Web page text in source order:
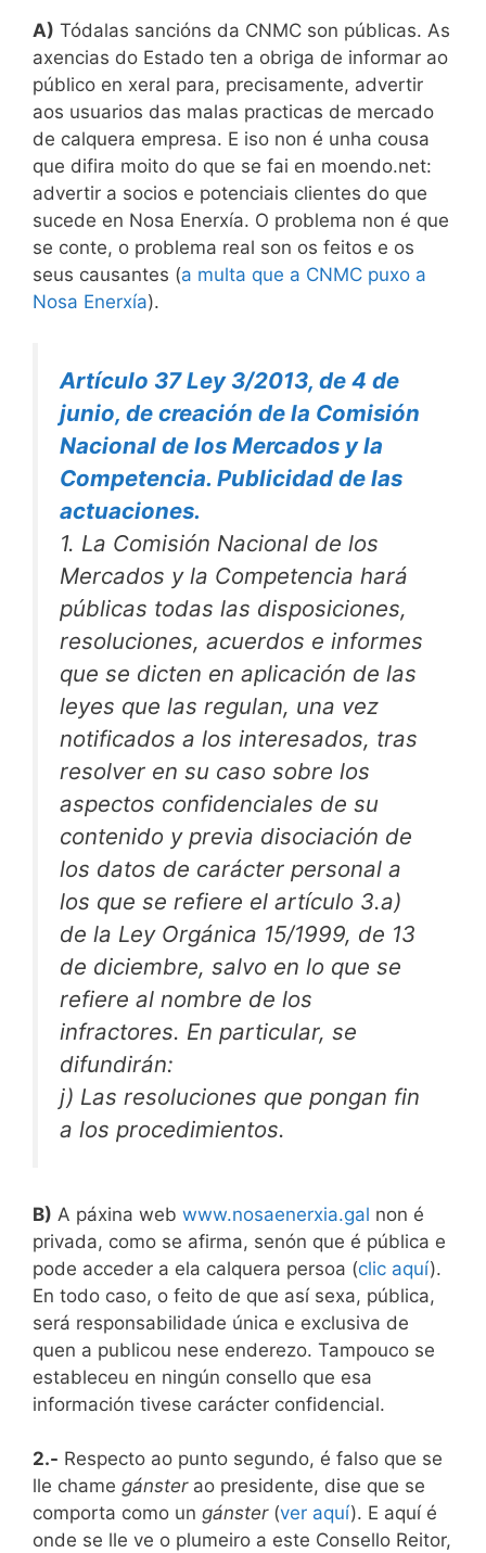
A) Tódalas sancións da CNMC son públicas. As
axencias do Estado ten a obriga de informar ao
público en xeral para, precisamente, advertir
aos usuarios das malas practicas de mercado
de calquera empresa. E iso non é unha cousa
que difira moito do que se fai en moendo.net:
advertir a socios e potenciais clientes do que
sucede en Nosa Enerxía. O problema non é que
se conte, o problema real son os feitos e os
seus causantes (a multa que a CNMC puxo a
Nosa Enerxía).
Artículo 37 Ley 3/2013, de 4 de
junio, de creación de la Comisión
Nacional de los Mercados y la
Competencia. Publicidad de las
actuaciones.
1. La Comisión Nacional de los
Mercados y la Competencia hará
públicas todas las disposiciones,
resoluciones, acuerdos e informes
que se dicten en aplicación de las
leyes que las regulan, una vez
notificados a los interesados, tras
resolver en su caso sobre los
aspectos confidenciales de su
contenido y previa disociación de
los datos de carácter personal a
los que se refiere el artículo 3.a)
de la Ley Orgánica 15/1999, de 13
de diciembre, salvo en lo que se
refiere al nombre de los
infractores. En particular, se
difundirán:
j) Las resoluciones que pongan fin
a los procedimientos.
B) A páxina web www.nosaenerxia.gal non é
privada, como se afirma, senón que é pública e
pode acceder a ela calquera persoa (clic aquí).
En todo caso, o feito de que así sexa, pública,
será responsabilidade única e exclusiva de
quen a publicou nese enderezo. Tampouco se
estableceu en ningún consello que esa
información tivese carácter confidencial.
2.- Respecto ao punto segundo, é falso que se
lle chame gánsterao presidente, dise que se
comporta como un gánster(ver aquí). E aquí é
onde se lle ve o plumeiro a este Consello Reitor,